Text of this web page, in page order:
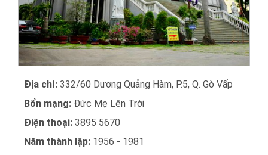
Địa chỉ: 332/60 Dương Quảng Hàm, P.5, Q. Gò Vấp
Bổn mạng: Đức Mẹ Lên Trời
Điện thoại: 3895 5670
Năm thành lập: 1956 - 1981